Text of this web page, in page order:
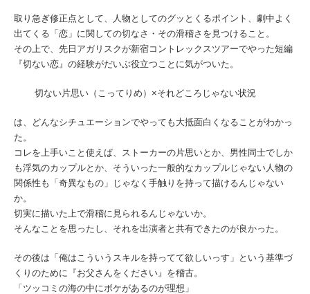
取り急ぎ修正点として、人物としてのグッとくるポイント、劇中よく
出てくる「恋」に関しての切なさ・その滑稽さを見つけること。
その上で、先日アガリスクが新宿コントレックスツアーでやった短編
『切ない恋』の経験がだいぶ役立つことに気がついた。
切ない片思い（こってりめ）×それどころじゃない状況
は、どんなシチュエーションでやっても大抵面白くなることがわかっ
た。
コレを上手いこと使えば、ストーカーの片思いとか、男性同士でしか
も浮気のカップルとか、そういった一般的なカップルじゃない人物の
関係性も「奇異なもの」じゃなく手触りを持って描けるんじゃない
か。
切実に描いた上で滑稽に見られるんじゃないか。
そんなことを思ったし、それを出演者と共有できたのが良かった。
その後は「俺はこういうスキルを持ってて欲しいっす」という基準づ
くりのために『お父さんをください』を稽古。
「ツッコミの海の中にボケがあるのが理想」